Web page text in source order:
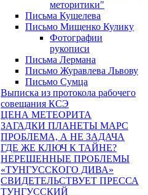
меторитики"
Письма Кушелева
Письмо Мищенко Кулику
Фотографии
рукописи
Письма Лермана
Письмо Журавлева Львову
Письмо Сумца
Выписка из протокола рабочего
совещания КСЭ
ЦЕНА МЕТЕОРИТА
ЗАГАДКИ ПЛАНЕТЫ МАРС
ПРОБЛЕМА, А НЕ ЗАДАЧА
ГДЕ ЖЕ КЛЮЧ К ТАЙНЕ?
НЕРЕШЕННЫЕ ПРОБЛЕМЫ
«ТУНГУССКОГО ДИВА»
СВИДЕТЕЛЬСТВУЕТ ПРЕССА
ТУНГУССКИЙ